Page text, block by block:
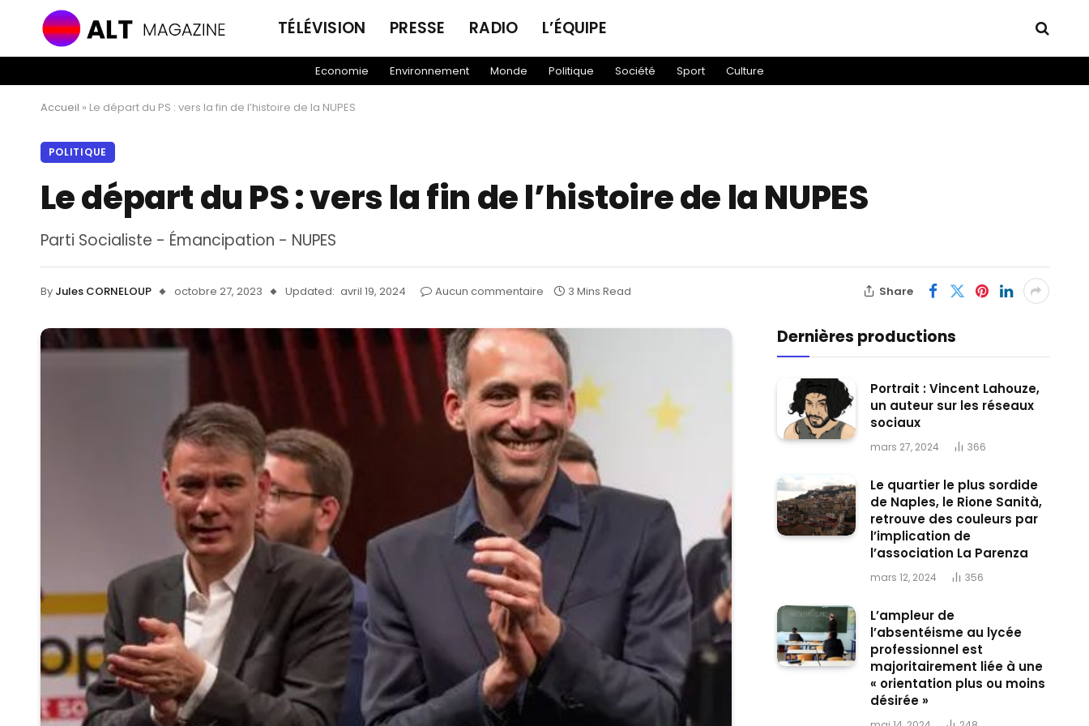
TÉLÉVISION PRESSE RADIO L’ÉQUIPE
Economie Environnement Monde Politique Société Sport Culture
Accueil » Le départ du PS : vers la fin de l’histoire de la NUPES
POLITIQUE
Le départ du PS : vers la fin de l’histoire de la NUPES
Parti Socialiste - Émancipation - NUPES
By Jules CORNELOUP octobre 27, 2023 Updated: avril 19, 2024 Aucun commentaire 3 Mins Read Share
Dernières productions
Portrait : Vincent Lahouze,
un auteur sur les réseaux
sociaux
mars 27, 2024 366
Le quartier le plus sordide
de Naples, le Rione Sanità,
retrouve des couleurs par
l’implication de
l’association La Parenza
mars 12, 2024 356
L’ampleur de
l’absentéisme au lycée
professionnel est
majoritairement liée à une
« orientation plus ou moins
désirée »